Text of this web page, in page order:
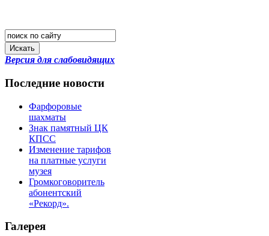
Искать
Версия для слабовидящих
Последние новости
Фарфоровые
шахматы
Знак памятный ЦК
КПСС
Изменение тарифов
на платные услуги
музея
Громкоговоритель
абонентский
«Рекорд».
Галерея